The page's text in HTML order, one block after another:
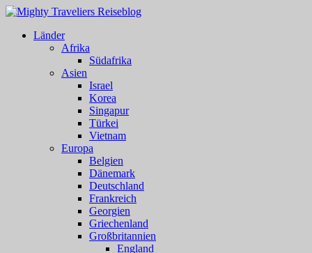
Länder
Afrika
Südafrika
Asien
Israel
Korea
Singapur
Türkei
Vietnam
Europa
Belgien
Dänemark
Deutschland
Frankreich
Georgien
Griechenland
Großbritannien
England